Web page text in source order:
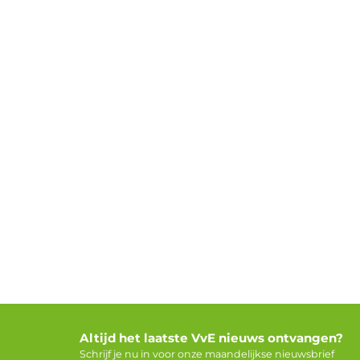
Altijd het laatste VvE nieuws ontvangen?
Schrijf je nu in voor onze maandelijkse nieuwsbrief